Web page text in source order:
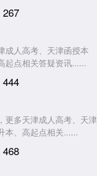
成人高考、天津函授本
起点相关答疑资讯......
更多天津成人高考、天津
本、高起点相关......